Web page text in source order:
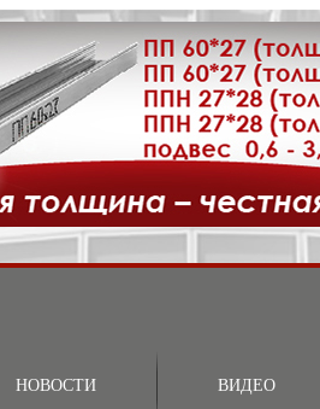
НОВОСТИ ВИДЕО